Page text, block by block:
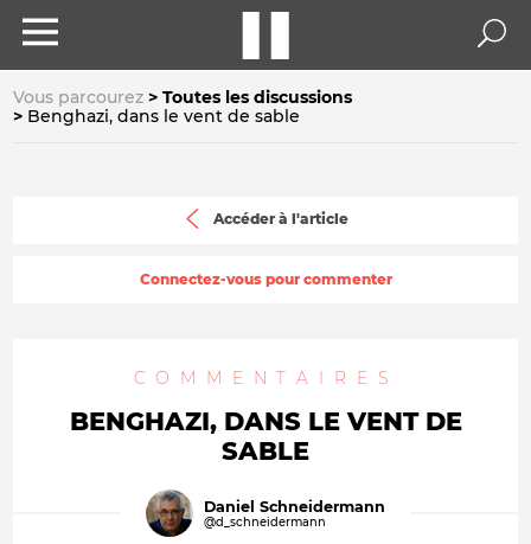
Vous parcourez
Toutes les discussions
Benghazi, dans le vent de sable
Accéder à l'article
Connectez-vous pour commenter
COMMENTAIRES
BENGHAZI, DANS LE VENT DE
SABLE
Daniel Schneidermann
@d_schneidermann